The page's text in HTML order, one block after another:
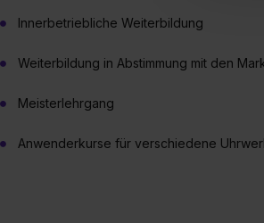
Innerbetriebliche Weiterbildung
Weiterbildung in Abstimmung mit den
Meisterlehrgang
Anwenderkurse für verschiedene